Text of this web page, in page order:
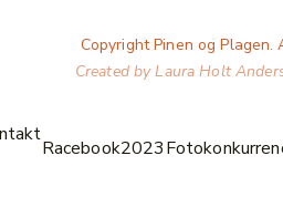
Copyright Pinen og Plagen.
Created by Laura Holt
Racebook2023